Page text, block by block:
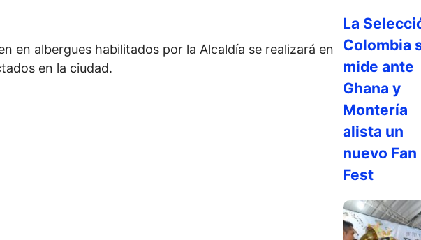
en albergues habilitados por la Alcaldía se realizará en
en la ciudad.
La
Colombia
mide ante
Ghana y
Montería
alista un
nuevo Fan
Fest